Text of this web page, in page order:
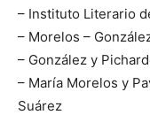
– Instituto Literario
– Morelos –
– González y
– María Morelos y
Suárez